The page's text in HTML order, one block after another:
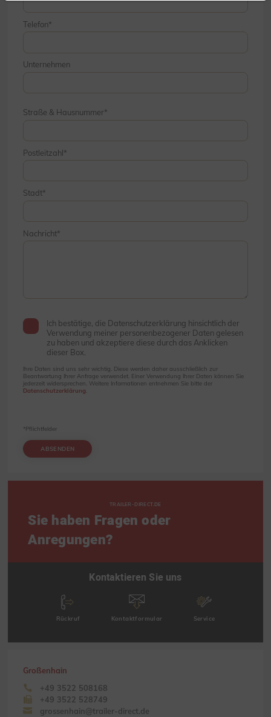
Telefon
Unternehmen
Straße & Hausnummer
Postleitzahl
Stadt
Nachricht
Ich bestätige, die Datenschutzerklärung hinsichtlich der
Verwendung meiner personenbezogener Daten gelesen
zu haben und akzeptiere diese durch das Anklicken
dieser Box.
Ihre Daten sind uns sehr wichtig. Diese werden daher ausschließlich zur
Beantwortung Ihrer Anfrage verwendet. Einer Verwendung Ihrer Daten können Sie
jederzeit widersprechen. Weitere Informationen entnehmen Sie bitte der
Datenschutzerklärung
ABSENDEN
*Pflichtfelder
TRAILER-DIRECT.DE
Sie haben Fragen oder
Anregungen?
Kontaktieren Sie uns
Rückruf Kontaktformular Service
Großenhain
+49 3522 508168
+49 3522 528749
grossenhain@trailer-direct.de